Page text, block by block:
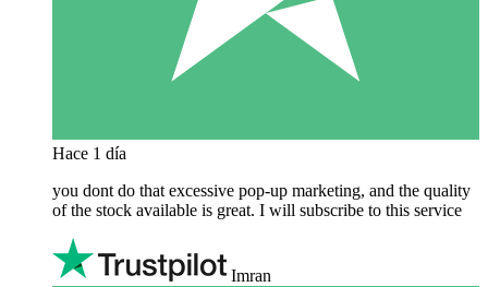
Hace 1 día
you dont do that excessive pop-up marketing, and the quality
of the stock available is great. I will subscribe to this service
Imran